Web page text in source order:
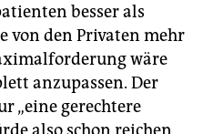
besser als
von den Privaten mehr
wäre
anzupassen. Der
„eine gerechtere